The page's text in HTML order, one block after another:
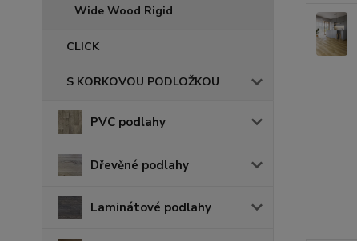
Wide Wood Rigid
CLICK
S KORKOVOU PODLOŽKOU
PVC podlahy
Dřevěné podlahy
Laminátové podlahy